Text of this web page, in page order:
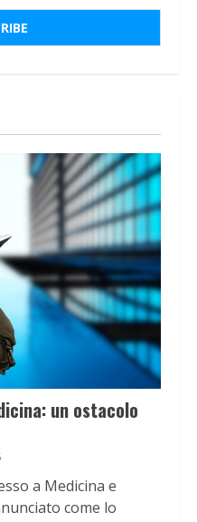
un ostacolo
a Medicina e
come lo